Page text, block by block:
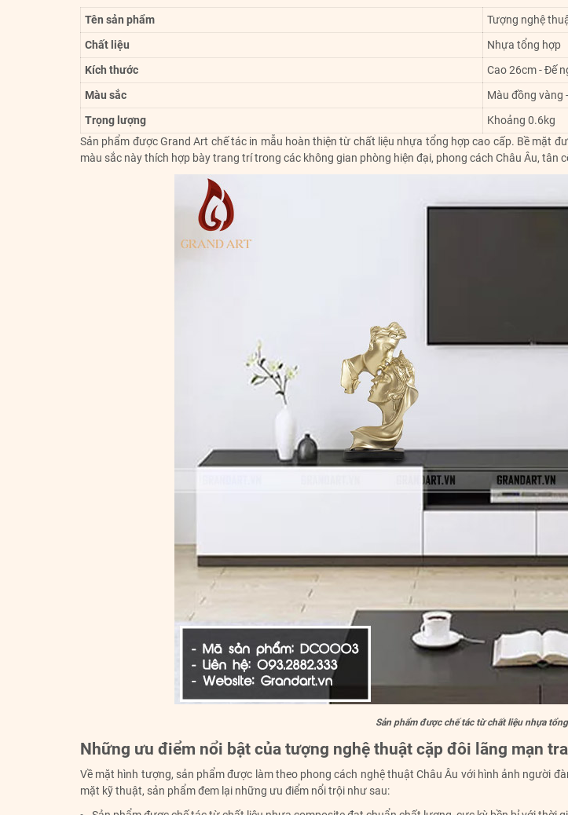
Tên sản phẩm
Tượng nghệ
Chất liệu
Nhựa tổng hợp
Kích thước
Cao 26cm - Đế
Màu sắc
Màu đồng vàng
Trọng lượng
Khoảng 0.6kg
Sản phẩm được Grand Art chế tác in mẫu hoàn thiện từ chất liệu nhựa tổng hợp cao cấp. Bề mặt
màu sắc này thích hợp bày trang trí trong các không gian phòng hiện đại, phong cách Châu Âu, tân
Sản phẩm được chế tác từ chất liệu nhựa
Những ưu điểm nổi bật của tượng nghệ thuật cặp đôi lãng mạn
Về mặt hình tượng, sản phẩm được làm theo phong cách nghệ thuật Châu Âu với hình ảnh người
mặt kỹ thuật, sản phẩm đem lại những ưu điểm nổi trội như sau: